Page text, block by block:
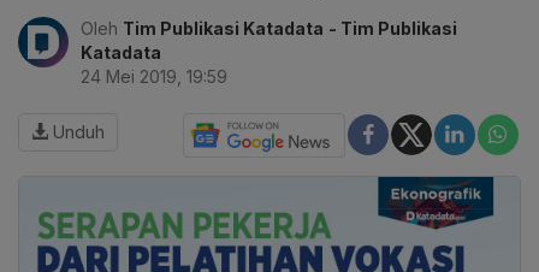
Oleh Tim Publikasi Katadata - Tim Publikasi
Katadata
24 Mei 2019, 19:59
Unduh